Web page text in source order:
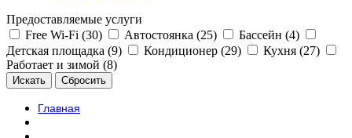
Предоставляемые услуги
Free Wi-Fi (30)
Автостоянка (25)
Бассейн (4)
Детская площадка (9)
Кондиционер (29)
Кухня (27)
Работает и зимой (8)
Главная